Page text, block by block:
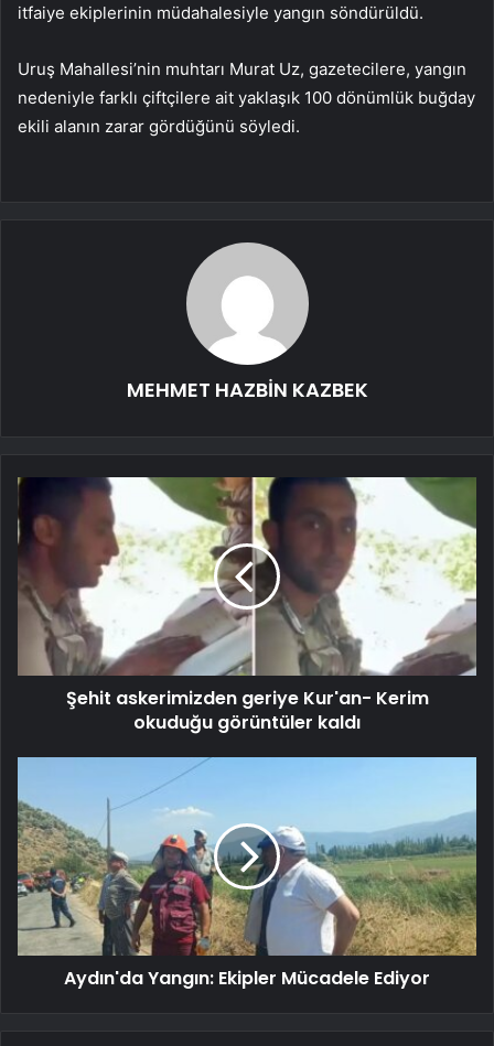
itfaiye ekiplerinin müdahalesiyle yangın söndürüldü.
Uruş Mahallesi’nin muhtarı Murat Uz, gazetecilere, yangın
nedeniyle farklı çiftçilere ait yaklaşık 100 dönümlük buğday
ekili alanın zarar gördüğünü söyledi.
MEHMET HAZBİN KAZBEK
Şehit askerimizden geriye Kur'an- Kerim
okuduğu görüntüler kaldı
Aydın'da Yangın: Ekipler Mücadele Ediyor